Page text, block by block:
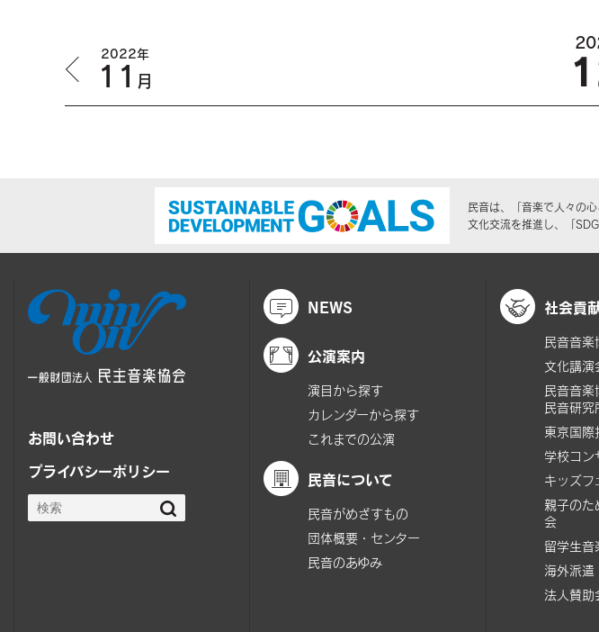
2022年
11 月
民音は、「音楽で人々の
文化交流を推進し、「
お問い合わせ
プライバシーポリシー
NEWS
公演案内
演目から探す
カレンダーから探す
これまでの公演
民音について
民音がめざすもの
団体概要・センター
民音のあゆみ
社会貢
民音音楽
文化講演
民音音楽
民音研究
東京国際
学校コン
キッズフ
親子のた
会
留学生音
海外派遣
法人賛助